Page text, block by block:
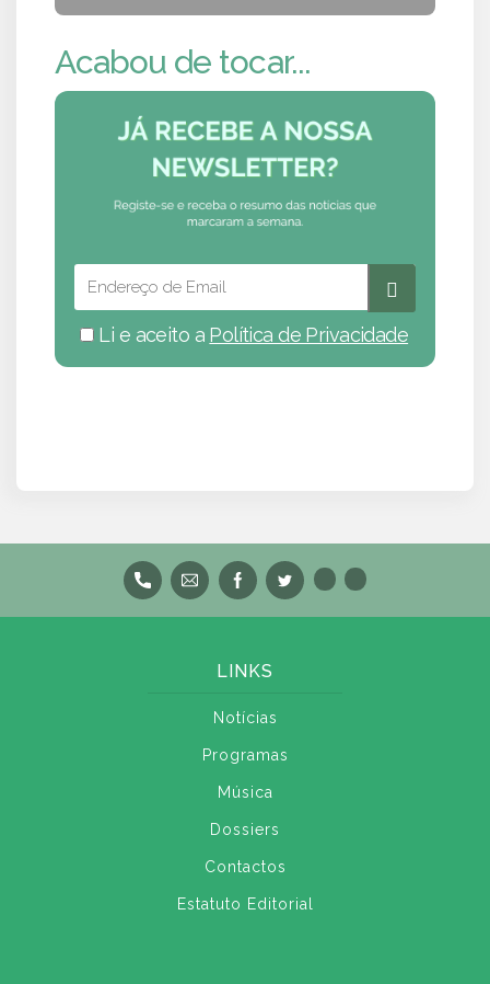
Acabou de tocar...
Li e aceito a Política de Privacidade
LINKS
Notícias
Programas
Música
Dossiers
Contactos
Estatuto Editorial